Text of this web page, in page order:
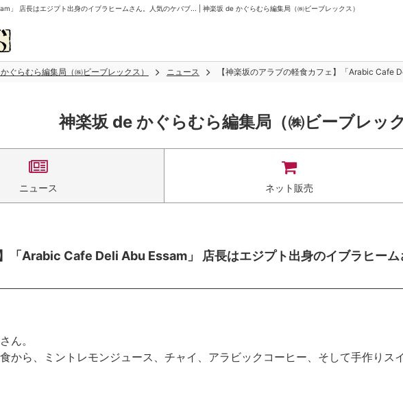
」 店長はエジプト出身のイブラヒームさん。人気のケバブ... | 神楽坂 de かぐらむら編集局（㈱ビーブレックス）
ぐらむら編集局（㈱ビーブレックス） ニュース 【神楽坂のアラブの軽食カフェ】「Arabic Cafe
神楽坂 de かぐらむら編集局（㈱ビーブレッ
ニュース ネット販売
「Arabic Cafe Deli Abu Essam」 店長はエジプト出身のイブラヒーム
ん。
から、ミントレモンジュース、チャイ、アラビックコーヒー、そして手作りス